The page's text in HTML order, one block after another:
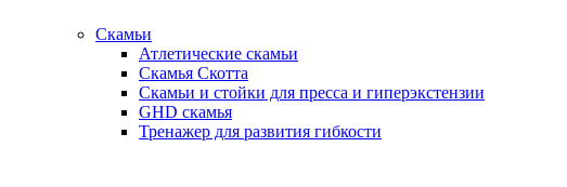
Скамьи
Атлетические скамьи
Скамья Скотта
Скамьи и стойки для пресса и гиперэкстензии
GHD скамья
Тренажер для развития гибкости